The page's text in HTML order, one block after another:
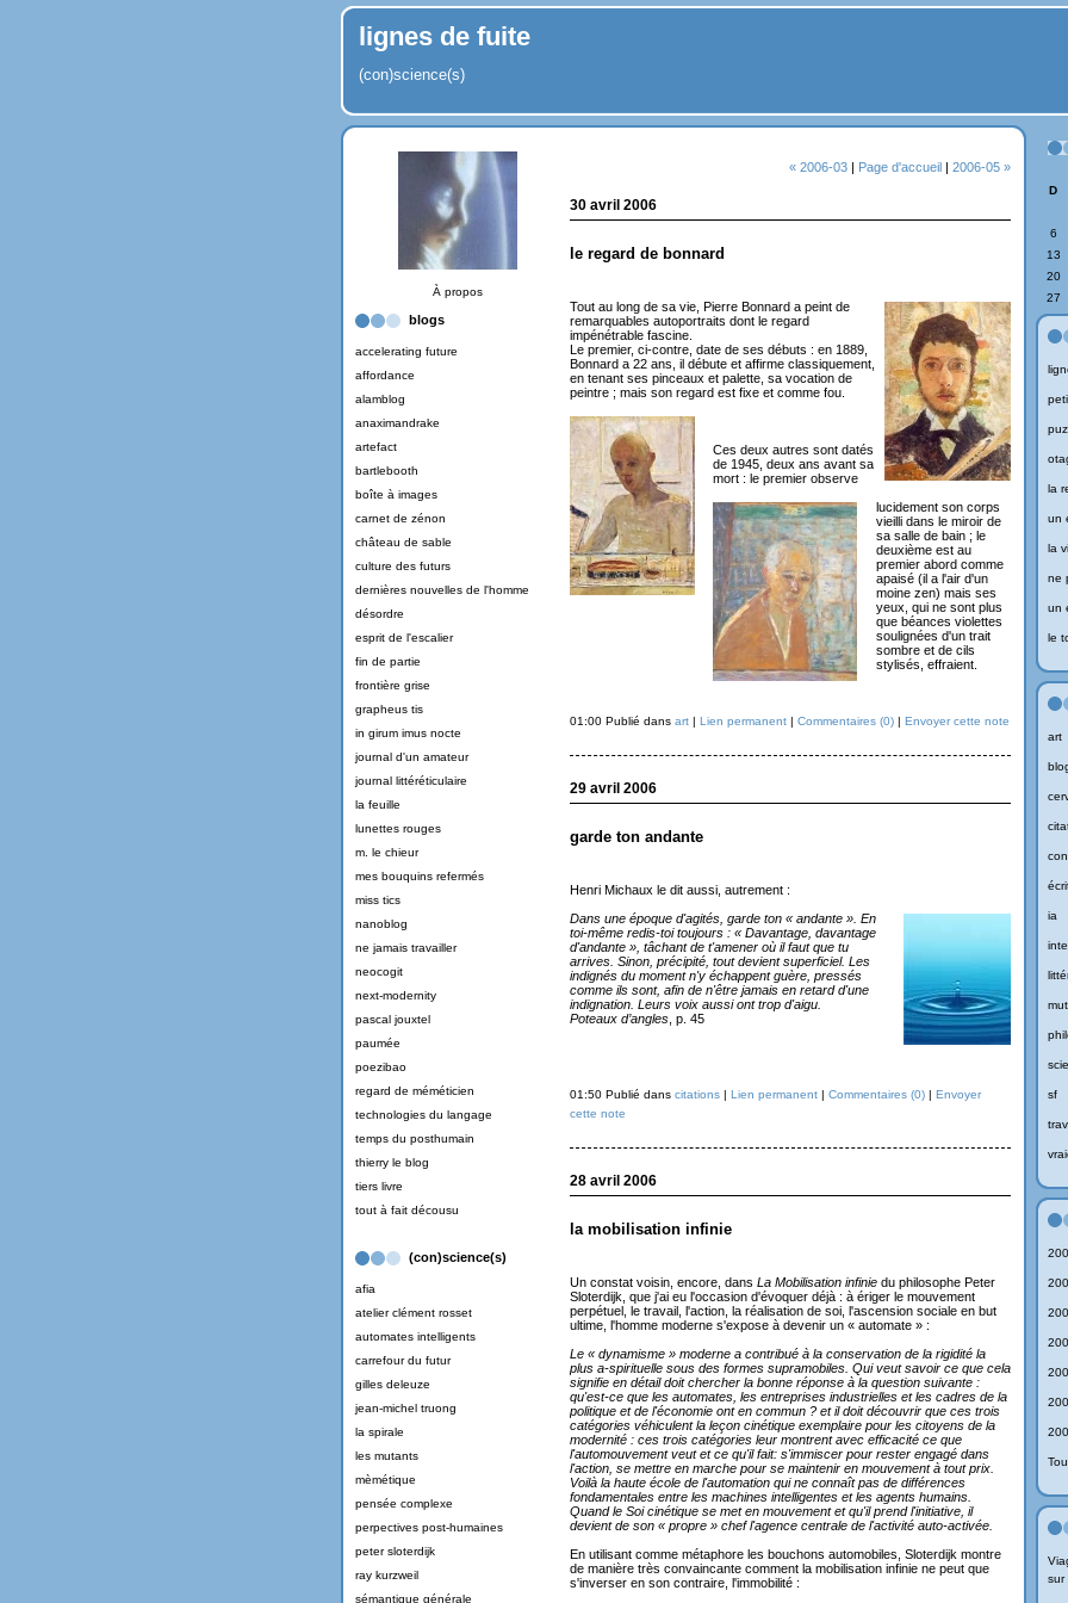
lignes de fuite
(con)science(s)
À propos
blogs
accelerating future
affordance
alamblog
anaximandrake
artefact
bartlebooth
boîte à images
carnet de zénon
château de sable
culture des futurs
dernières nouvelles de l'homme
désordre
esprit de l'escalier
fin de partie
frontière grise
grapheus tis
in girum imus nocte
journal d'un amateur
journal littéréticulaire
la feuille
lunettes rouges
m. le chieur
mes bouquins refermés
miss tics
nanoblog
ne jamais travailler
neocogit
next-modernity
pascal jouxtel
paumée
poezibao
regard de méméticien
technologies du langage
temps du posthumain
thierry le blog
tiers livre
tout à fait décousu
(con)science(s)
afia
atelier clément rosset
automates intelligents
carrefour du futur
gilles deleuze
jean-michel truong
la spirale
les mutants
mèmétique
pensée complexe
perpectives post-humaines
peter sloterdijk
ray kurzweil
sémantique générale
D
6
13
20
27
la
un
la
ne
un
le
art
ia
sf
sur
« 2006-03| Page d'accueil| 2006-05 »
30 avril 2006
le regard de bonnard
Tout au long de sa vie, Pierre Bonnard a peint de
remarquables autoportraits dont le regard
impénétrable fascine.
Le premier, ci-contre, date de ses débuts : en 1889,
Bonnard a 22 ans, il débute et affirme classiquement,
en tenant ses pinceaux et palette, sa vocation de
peintre ; mais son regard est fixe et comme fou.
Ces deux autres sont datés
de 1945, deux ans avant sa
mort : le premier observe
lucidement son corps
vieilli dans le miroir de
sa salle de bain ; le
deuxième est au
premier abord comme
apaisé (il a l'air d'un
moine zen) mais ses
yeux, qui ne sont plus
que béances violettes
soulignées d'un trait
sombre et de cils
stylisés, effraient.
01:00 Publié dans art| Lien permanent| Commentaires (0)| Envoyer cette note
29 avril 2006
garde ton andante
Henri Michaux le dit aussi, autrement :
Dans une époque d'agités, garde ton « andante ». En
toi-même redis-toi toujours : « Davantage, davantage
d'andante », tâchant de t'amener où il faut que tu
arrives. Sinon, précipité, tout devient superficiel. Les
indignés du moment n'y échappent guère, pressés
comme ils sont, afin de n'être jamais en retard d'une
indignation. Leurs voix aussi ont trop d'aigu.
Poteaux d’angles, p. 45
01:50 Publié dans citations| Lien permanent| Commentaires (0)| Envoyer
cette note
28 avril 2006
la mobilisation infinie
Un constat voisin, encore, dans La Mobilisation infiniedu philosophe Peter
Sloterdijk, que j'ai eu l'occasion d'évoquer déjà : à ériger le mouvement
perpétuel, le travail, l'action, la réalisation de soi, l'ascension sociale en but
ultime, l'homme moderne s'expose à devenir un « automate » :
Le « dynamisme » moderne a contribué à la conservation de la rigidité la
plus a-spirituelle sous des formes supramobiles. Qui veut savoir ce que cela
signifie en détail doit chercher la bonne réponse à la question suivante :
qu'est-ce que les automates, les entreprises industrielles et les cadres de la
politique et de l'économie ont en commun ? et il doit découvrir que ces trois
catégories véhiculent la leçon cinétique exemplaire pour les citoyens de la
modernité : ces trois catégories leur montrent avec efficacité ce que
l'automouvement veut et ce qu'il fait: s'immiscer pour rester engagé dans
l'action, se mettre en marche pour se maintenir en mouvement à tout prix.
Voilà la haute école de l'automation qui ne connaît pas de différences
fondamentales entre les machines intelligentes et les agents humains.
Quand le Soi cinétique se met en mouvement et qu'il prend l'initiative, il
devient de son « propre » chef l'agence centrale de l'activité auto-activée.
En utilisant comme métaphore les bouchons automobiles, Sloterdijk montre
de manière très convaincante comment la mobilisation infinie ne peut que
s'inverser en son contraire, l'immobilité :